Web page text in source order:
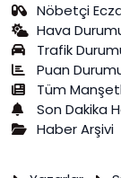
Nöbetçi
Hava
Trafik
Puan
Tüm
Son Dakika
Haber Arşivi